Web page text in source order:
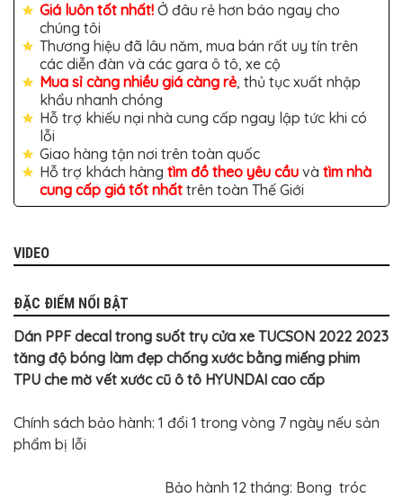
ĐỒ
CHƠI
TÔ
ĐỒ
CHƠI
XE
HƠI
MỚI
NHẤT
ĐỒ
CHƠI
XE
CẤP
CHƠI
XE
MÁY
DÁN
DECAL
Ô
ISUZU
BỌC
Giá luôn tốt nhất! Ở đâu rẻ hơn báo ngay cho
chúng tôi
Thương hiệu đã lâu năm, mua bán rất uy tín trên
các diễn đàn và các gara ô tô, xe cộ
Mua sỉ càng nhiều giá càng rẻ, thủ tục xuất nhập
khẩu nhanh chóng
Hỗ trợ khiếu nại nhà cung cấp ngay lập tức khi có
lỗi
Giao hàng tận nơi trên toàn quốc
Hỗ trợ khách hàng tìm đồ theo yêu cầu và tìm nhà
cung cấp giá tốt nhất trên toàn Thế Giới
VIDEO
ĐẶC ĐIỂM NỔI BẬT
Dán PPF decal trong suốt trụ cửa xe TUCSON 2022 2023
tăng độ bóng làm đẹp chống xước bằng miếng phim
TPU che mờ vết xước cũ ô tô HYUNDAI cao cấp
Chính sách bảo hành: 1 đổi 1 trong vòng 7 ngày nếu sản
phẩm bị lỗi
Bảo hành 12 tháng: Bong tróc